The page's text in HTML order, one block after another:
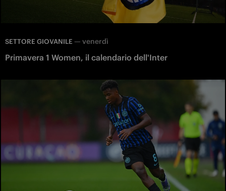
SETTORE GIOVANILE — venerdì
Primavera 1 Women, il calendario dell'Inter